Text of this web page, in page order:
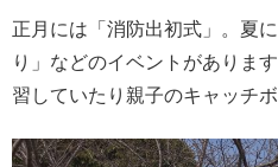
正月には「消防出初式」。夏
り」などのイベントがありま
習していたり親子のキャッチ